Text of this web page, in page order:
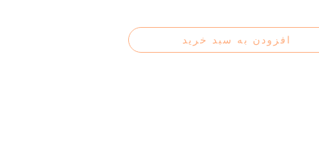
افزودن به سبد خرید